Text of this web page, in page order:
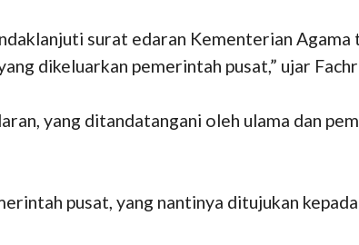
surat edaran Kementerian
dikeluarkan pemerintah pusat,” ujar
yang ditandatangani oleh ulama dan
pusat, yang nantinya ditujukan